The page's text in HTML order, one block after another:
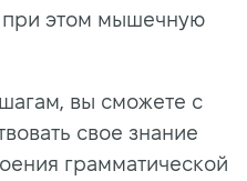
при этом мышечную
вы сможете с
свое знание
грамматической